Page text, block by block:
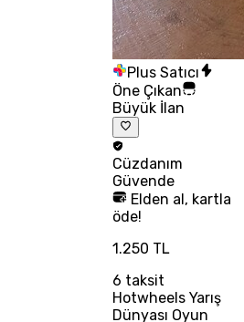
Plus Satıcı
Öne Çıkan
Büyük İlan
Cüzdanım
Güvende
Elden al, kartla
öde!
1.250 TL
6 taksit
Hotwheels Yarış
Dünyası Oyun